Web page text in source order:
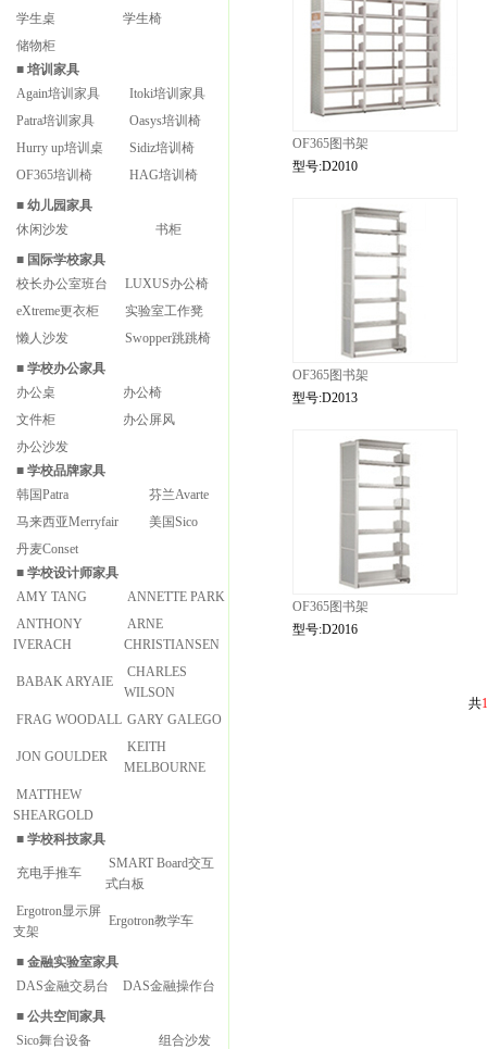
学生桌
学生椅
储物柜
■ 培训家具
Again培训家具
Itoki培训家具
Patra培训家具
Oasys培训椅
Hurry up培训桌
Sidiz培训椅
OF365培训椅
HAG培训椅
■ 幼儿园家具
休闲沙发
书柜
■ 国际学校家具
校长办公室班台
LUXUS办公椅
eXtreme更衣柜
实验室工作凳
懒人沙发
Swopper跳跳椅
■ 学校办公家具
办公桌
办公椅
文件柜
办公屏风
办公沙发
■ 学校品牌家具
韩国Patra
芬兰Avarte
马来西亚Merryfair
美国Sico
丹麦Conset
■ 学校设计师家具
AMY TANG
ANNETTE PARK
ANTHONY
IVERACH
ARNE
CHRISTIANSEN
BABAK ARYAIE
CHARLES
WILSON
FRAG WOODALL GARY GALEGO
JON GOULDER
KEITH
MELBOURNE
MATTHEW
SHEARGOLD
■ 学校科技家具
充电手推车
SMART Board交互
式白板
Ergotron显示屏
支架
Ergotron教学车
■ 金融实验室家具
DAS金融交易台
DAS金融操作台
■ 公共空间家具
Sico舞台设备
组合沙发
OF365图书架
型号:D2010
OF365图书架
型号:D2013
OF365图书架
型号:D2016
共1